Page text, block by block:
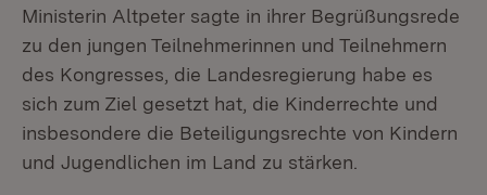
Ministerin Altpeter sagte in ihrer Begrüßungsrede
zu den jungen Teilnehmerinnen und Teilnehmern
des Kongresses, die Landesregierung habe es
sich zum Ziel gesetzt hat, die Kinderrechte und
insbesondere die Beteiligungsrechte von Kindern
und Jugendlichen im Land zu stärken.